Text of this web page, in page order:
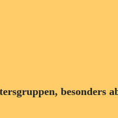
besonders